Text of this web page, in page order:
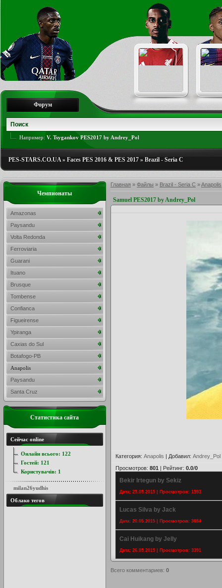
Форум
Например: V. Tsygankov PES2017 by Andrey_Pol
PES-STARS.CO.UA» Faces PES 2016 & PES 2017 » Brazil - Seria C
Главная » Файлы » Brazil - Seria C »Anapolis
Samuel PES2017 by Andrey_Pol
Категория: Anapolis | Добавил: Andrey_Pol
Просмотров: 801 | Рейтинг: 0.0/0
Bekir Irtegun by Sekiz
Дата: 25.05.2015 | Просмотров: 1593
Lucas Silva by Jack
Дата: 20.05.2015 | Просмотров: 3684
Cai Huikang by Jelly
Дата: 26.05.2015 | Просмотров: 3391
Всего комментариев: 0
Чемпионаты
Amazonas
Paysandu
Volta Redonda
Ferroviaria
Guarani
Ituano
Brusque
Tombense
Confianca
Figueirense
Ypiranga
Caxias do Sul
Botafogo-PB
Anapolis
Paysandu
Santa Cruz
Статистика сайта
Сейчас online
Онлайн всього: 122
Гостей: 121
Користувачів: 1
milan26yudhis
Облако тегов